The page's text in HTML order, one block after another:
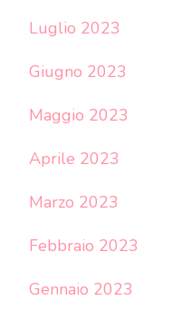
Luglio 2023
Giugno 2023
Maggio 2023
Aprile 2023
Marzo 2023
Febbraio 2023
Gennaio 2023